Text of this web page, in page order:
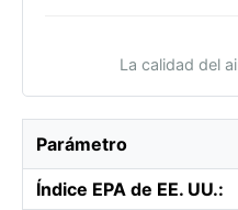
La calidad del
Parámetro
Índice EPA de EE. UU.: